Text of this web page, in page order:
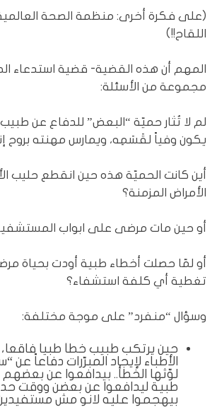
(على فكرة أخرى: منظمة الصحة
اللقاح!!)
المهم أن هذه القضية- قضية استدعاء
مجموعة من الأسئلة:
لم لا تُثار حميّة “البعض” للدفاع عن طبيب
يكون وفياً لقَسَمِه، ويمارس مهنته بروح
أين كانت الحميّة هذه حين انقطع حليب
الأمراض المزمنة؟
أو حين مات مرضى على ابواب
أو لمّا حصلت أخطاء طبية أودت بحياة
تغطية أي كلفة استشفاء؟
وسؤال “منفرد” على موجة مختلفة:
حين يرتكب طبيب خطأً طبياً
الأطباء لإيجاد المبرّرات دفاعاً
لوّثها الخطأ.. بيدافعوا عن بعضهم
طبية ليدافعوا عن بعضن ووقت
بيهجموا عليه لانو مش